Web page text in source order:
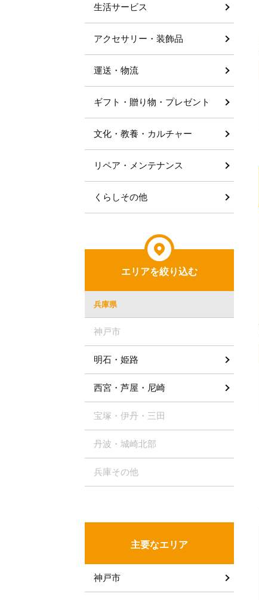
生活サービス
アクセサリー・装飾品
運送・物流
ギフト・贈り物・プレゼント
文化・教養・カルチャー
リペア・メンテナンス
くらしその他
エリアを絞り込む
兵庫県
神戸市
明石・姫路
西宮・芦屋・尼崎
宝塚・伊丹・三田
丹波・城崎北部
兵庫その他
主要なエリア
神戸市